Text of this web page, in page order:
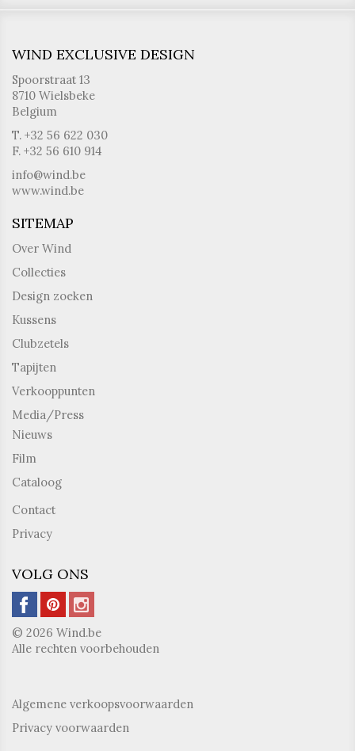
WIND EXCLUSIVE DESIGN
Spoorstraat 13
8710 Wielsbeke
Belgium
T. +32 56 622 030
F. +32 56 610 914
info@wind.be
www.wind.be
SITEMAP
Over Wind
Collecties
Design zoeken
Kussens
Clubzetels
Tapijten
Verkooppunten
Media/Press
Nieuws
Film
Cataloog
Contact
Privacy
VOLG ONS
© 2026 Wind.be
Alle rechten voorbehouden
Algemene verkoopsvoorwaarden
Privacy voorwaarden